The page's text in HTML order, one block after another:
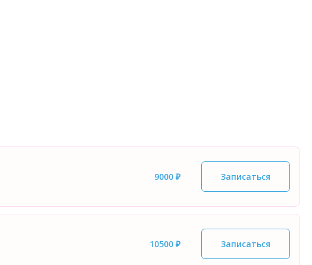
9000 ₽ Записаться
10500 ₽ Записаться